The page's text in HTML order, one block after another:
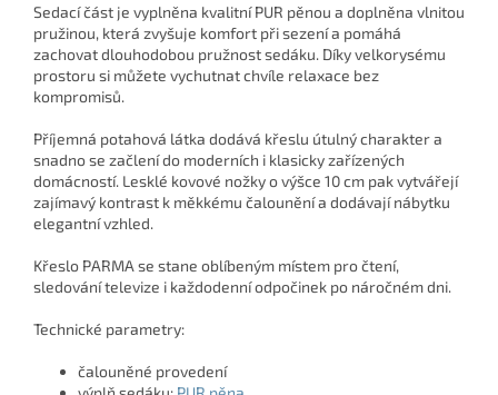
Sedací část je vyplněna kvalitní PUR pěnou a doplněna vlnitou
pružinou, která zvyšuje komfort při sezení a pomáhá
zachovat dlouhodobou pružnost sedáku. Díky velkorysému
prostoru si můžete vychutnat chvíle relaxace bez
kompromisů.
Příjemná potahová látka dodává křeslu útulný charakter a
snadno se začlení do moderních i klasicky zařízených
domácností. Lesklé kovové nožky o výšce 10 cm pak vytvářejí
zajímavý kontrast k měkkému čalounění a dodávají nábytku
elegantní vzhled.
Křeslo PARMA se stane oblíbeným místem pro čtení,
sledování televize i každodenní odpočinek po náročném dni.
Technické parametry:
čalouněné provedení